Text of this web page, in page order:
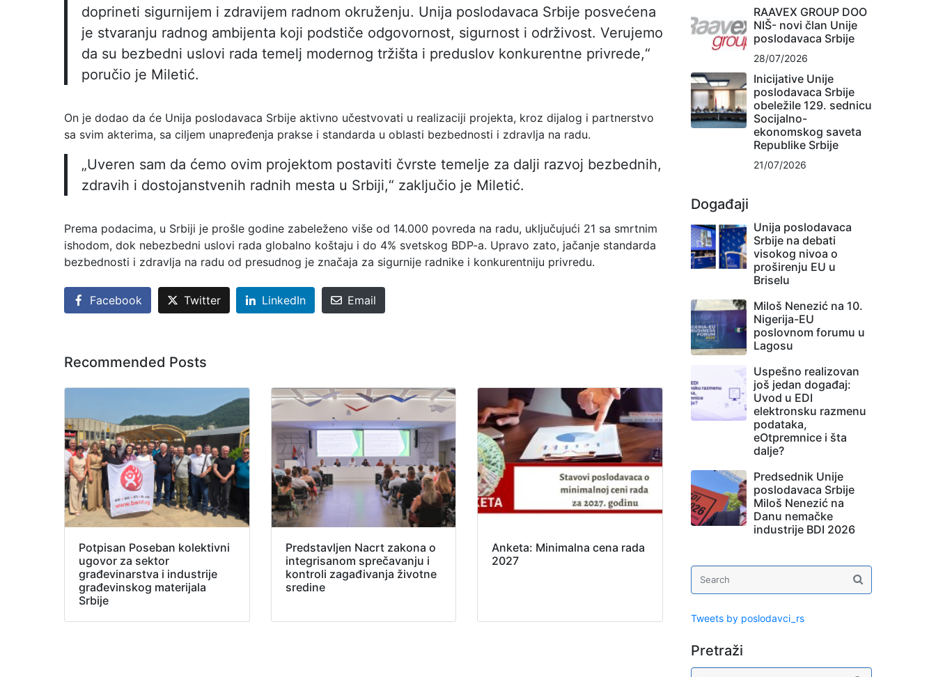
doprineti sigurnijem i zdravijem radnom okruženju. Unija poslodavaca Srbije posvećena
je stvaranju radnog ambijenta koji podstiče odgovornost, sigurnost i održivost. Verujemo
da su bezbedni uslovi rada temelj modernog tržišta i preduslov konkurentne privrede,“
poručio je Miletić.
On je dodao da će Unija poslodavaca Srbije aktivno učestvovati u realizaciji projekta, kroz dijalog i partnerstvo
sa svim akterima, sa ciljem unapređenja prakse i standarda u oblasti bezbednosti i zdravlja na radu.
„Uveren sam da ćemo ovim projektom postaviti čvrste temelje za dalji razvoj bezbednih,
zdravih i dostojanstvenih radnih mesta u Srbiji,“ zaključio je Miletić.
Prema podacima, u Srbiji je prošle godine zabeleženo više od 14.000 povreda na radu, uključujući 21 sa smrtnim
ishodom, dok nebezbedni uslovi rada globalno koštaju i do 4% svetskog BDP-a. Upravo zato, jačanje standarda
bezbednosti i zdravlja na radu od presudnog je značaja za sigurnije radnike i konkurentniju privredu.
Facebook Twitter LinkedIn Email
Recommended Posts
Potpisan Poseban kolektivni
ugovor za sektor
građevinarstva i industrije
građevinskog materijala
Srbije
Predstavljen Nacrt zakona o
integrisanom sprečavanju i
kontroli zagađivanja životne
sredine
Anketa: Minimalna cena rada
2027
RAAVEX GROUP DOO
NIŠ- novi član Unije
poslodavaca Srbije
28/07/2026
Inicijative Unije
poslodavaca Srbije
obeležile 129. sednicu
Socijalno-
ekonomskog saveta
Republike Srbije
21/07/2026
Događaji
Unija poslodavaca
Srbije na debati
visokog nivoa o
proširenju EU u
Briselu
Miloš Nenezić na 10.
Nigerija-EU
poslovnom forumu u
Lagosu
Uspešno realizovan
još jedan događaj:
Uvod u EDI
elektronsku razmenu
podataka,
eOtpremnice i šta
dalje?
Predsednik Unije
poslodavaca Srbije
Miloš Nenezić na
Danu nemačke
industrije BDI 2026
Tweets by poslodavci_rs
Pretraži